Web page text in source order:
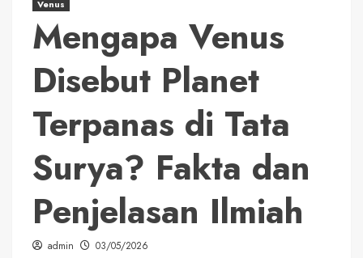
Venus
Mengapa Venus
Disebut Planet
Terpanas di Tata
Surya? Fakta dan
Penjelasan Ilmiah
admin 03/05/2026